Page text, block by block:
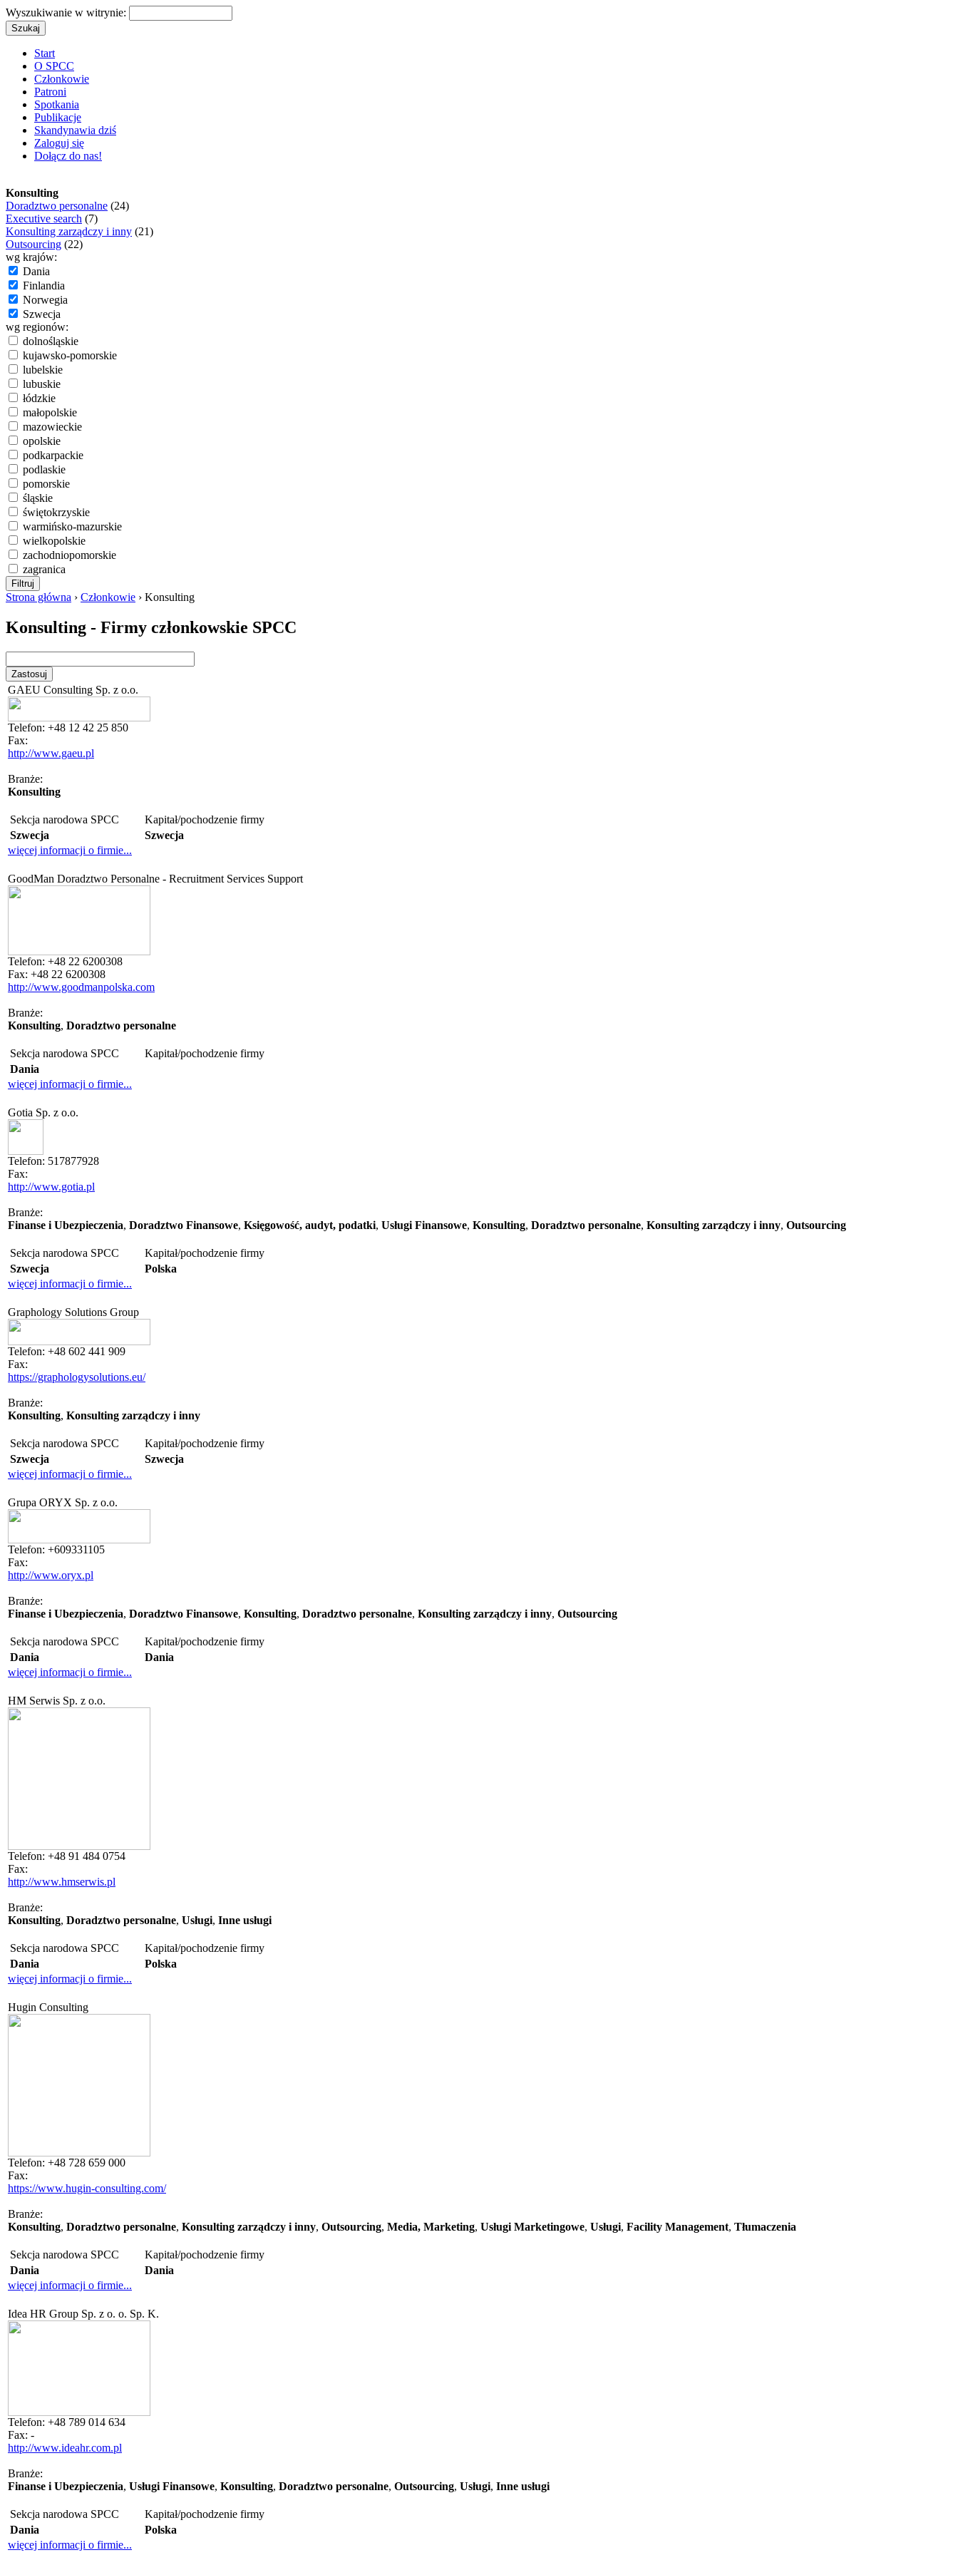
Wyszukiwanie w witrynie:
Start
O SPCC
Członkowie
Patroni
Spotkania
Publikacje
Skandynawia dziś
Zaloguj się
Dołącz do nas!
Konsulting
Doradztwo personalne (24)
Executive search (7)
Konsulting zarządczy i inny (21)
Outsourcing (22)
wg krajów:
Dania
Finlandia
Norwegia
Szwecja
wg regionów:
dolnośląskie
kujawsko-pomorskie
lubelskie
lubuskie
łódzkie
małopolskie
mazowieckie
opolskie
podkarpackie
podlaskie
pomorskie
śląskie
świętokrzyskie
warmińsko-mazurskie
wielkopolskie
zachodniopomorskie
zagranica
Strona główna › Członkowie › Konsulting
Konsulting - Firmy członkowskie SPCC
GAEU Consulting Sp. z o.o.
Telefon: +48 12 42 25 850
Fax:
http://www.gaeu.pl
Branże:
Konsulting
Sekcja narodowa SPCC
Kapitał/pochodzenie firmy
Szwecja
Szwecja
więcej informacji o firmie...
GoodMan Doradztwo Personalne - Recruitment Services Support
Telefon: +48 22 6200308
Fax: +48 22 6200308
http://www.goodmanpolska.com
Branże:
Konsulting, Doradztwo personalne
Sekcja narodowa SPCC
Kapitał/pochodzenie firmy
Dania
więcej informacji o firmie...
Gotia Sp. z o.o.
Telefon: 517877928
Fax:
http://www.gotia.pl
Branże:
Finanse i Ubezpieczenia, Doradztwo Finansowe, Księgowość, audyt, podatki, Usługi Finansowe, Konsulting, Doradztwo personalne, Konsulting zarządczy i inny, Outsourcing
Sekcja narodowa SPCC
Kapitał/pochodzenie firmy
Szwecja
Polska
więcej informacji o firmie...
Graphology Solutions Group
Telefon: +48 602 441 909
Fax:
https://graphologysolutions.eu/
Branże:
Konsulting, Konsulting zarządczy i inny
Sekcja narodowa SPCC
Kapitał/pochodzenie firmy
Szwecja
Szwecja
więcej informacji o firmie...
Grupa ORYX Sp. z o.o.
Telefon: +609331105
Fax:
http://www.oryx.pl
Branże:
Finanse i Ubezpieczenia, Doradztwo Finansowe, Konsulting, Doradztwo personalne, Konsulting zarządczy i inny, Outsourcing
Sekcja narodowa SPCC
Kapitał/pochodzenie firmy
Dania
Dania
więcej informacji o firmie...
HM Serwis Sp. z o.o.
Telefon: +48 91 484 0754
Fax:
http://www.hmserwis.pl
Branże:
Konsulting, Doradztwo personalne, Usługi, Inne usługi
Sekcja narodowa SPCC
Kapitał/pochodzenie firmy
Dania
Polska
więcej informacji o firmie...
Hugin Consulting
Telefon: +48 728 659 000
Fax:
https://www.hugin-consulting.com/
Branże:
Konsulting, Doradztwo personalne, Konsulting zarządczy i inny, Outsourcing, Media, Marketing, Usługi Marketingowe, Usługi, Facility Management, Tłumaczenia
Sekcja narodowa SPCC
Kapitał/pochodzenie firmy
Dania
Dania
więcej informacji o firmie...
Idea HR Group Sp. z o. o. Sp. K.
Telefon: +48 789 014 634
Fax: -
http://www.ideahr.com.pl
Branże:
Finanse i Ubezpieczenia, Usługi Finansowe, Konsulting, Doradztwo personalne, Outsourcing, Usługi, Inne usługi
Sekcja narodowa SPCC
Kapitał/pochodzenie firmy
Dania
Polska
więcej informacji o firmie...